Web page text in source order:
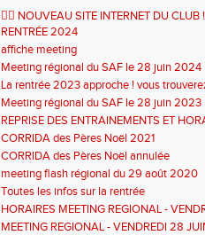
🏃‍♂️ NOUVEAU SITE INTERNET DU CLUB
RENTRÉE 2024
affiche meeting
Meeting régional du SAF le 28 juin 2024
La rentrée 2023 approche ! vous
qui suit sinon, rendez-vous au forum des
septembre 2023 à la Plaine des Sports
Meeting régional du SAF le 28 juin 2023
REPRISE DES ENTRAINEMENTS ET
CORRIDA des Pères Noël 2021
CORRIDA des Pères Noël annulée
meeting flash régional du 29 août 2020
Toutes les infos sur la rentrée
HORAIRES MEETING REGIONAL -
MEETING REGIONAL - VENDREDI 28